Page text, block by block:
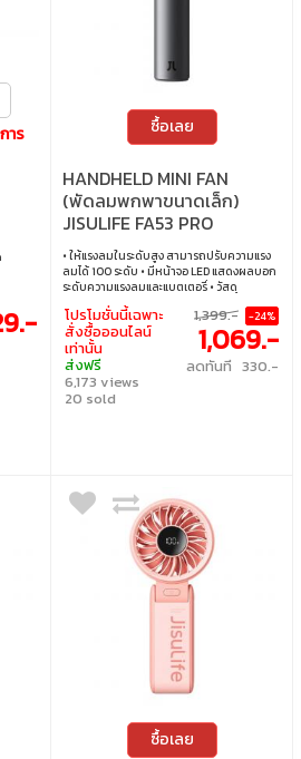
าร
ซื้อเลย
HANDHELD MINI FAN
(พัดลมพกพาขนาดเล็ก)
JISULIFE FA53 PRO
HANDHELD FAN (GREY)
(JSL-6975061531869)
• ให้แรงลมในระดับสูง สามารถปรับความแรง
ลมได้ 100 ระดับ • มีหน้าจอ LED แสดงผลบอก
ระดับความแรงลมและแบตเตอรี่ • วัสดุ
พลาสติก ABS ดีไซน์สวยงาม ทันสมัย • ใช้งาน
ได้สูงสุด 3-15 ชั่วโมง (ขึ้นอยู่กับความเร็วลม) •
รองรับ 18W Fast Charging • ความจุแบตเตอรี่
5000mAh
โปรโมชั่นนี้เฉพาะ
สั่งซื้อออนไลน์
เท่านั้น
ส่งฟรี
6,173 views
20 sold
1,399.- -24%
1,069.-
ลดทันที 330.-
ซื้อเลย